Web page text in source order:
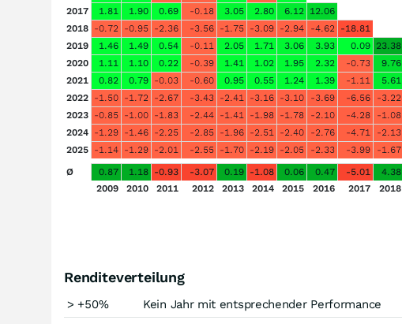
2017
1.81 1.90 0.69 -0.18 3.05 2.80 6.12 12.06
2018 -0.72 -0.95 -2.36 -3.56 -1.75 -3.09 -2.94 -4.62
-18.81
2019
1.46 1.49 0.54 -0.11 2.05 1.71 3.06 3.93 0.09 23.38
2020
1.11 1.10 0.22 -0.39 1.41 1.02 1.95 2.32 -0.73 9.76
2021
0.82 0.79 -0.03 -0.60 0.95 0.55 1.24 1.39 -1.11 5.61
2022 -1.50 -1.72 -2.67 -3.43 -2.41 -3.16 -3.10 -3.69 -6.56 -3.22
2023 -0.85 -1.00 -1.83 -2.44 -1.41 -1.98 -1.78 -2.10 -4.28 -1.08
2024 -1.29 -1.46 -2.25 -2.85 -1.96 -2.51 -2.40 -2.76 -4.71 -2.13
2025 -1.14 -1.29 -2.01 -2.55 -1.70 -2.19 -2.05 -2.33 -3.99 -1.67
Ø
0.87 1.18 -0.93 -3.07 0.19 -1.08 0.06 0.47 -5.01 4.38
2009
2010 2011 2012 2013 2014 2015 2016 2017 2018
Renditeverteilung
> +50%
Kein Jahr mit entsprechender Performance